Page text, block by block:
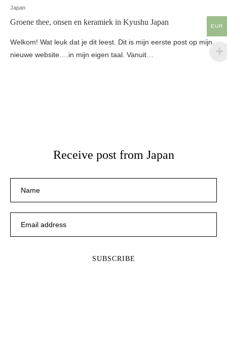
Japan
Groene thee, onsen en keramiek in Kyushu Japan
Welkom! Wat leuk dat je dit leest. Dit is mijn eerste post op mijn
nieuwe website….in mijn eigen taal. Vanuit…
Receive post from Japan
EUR